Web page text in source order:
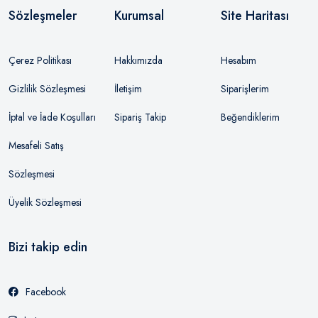
Sözleşmeler
Çerez Politikası
Gizlilik Sözleşmesi
İptal ve İade Koşulları
Mesafeli Satış
Sözleşmesi
Üyelik Sözleşmesi
Kurumsal
Hakkımızda
İletişim
Sipariş Takip
Site Haritası
Hesabım
Siparişlerim
Beğendiklerim
Bizi takip edin
Facebook